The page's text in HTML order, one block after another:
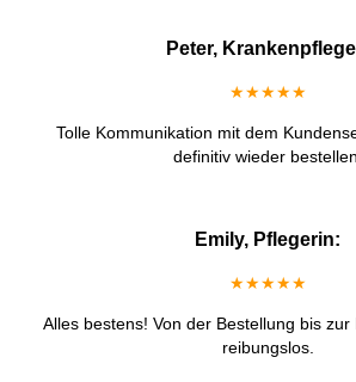
Peter,
★★★★★
Tolle Kommunikation mit dem
definitiv wieder bestellen.
Emily, Pflegerin:
★★★★★
Alles bestens! Von der Bestellung bis
reibungslos.